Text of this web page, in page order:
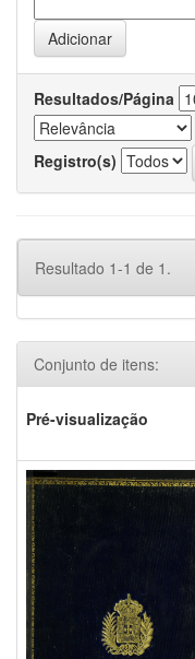
Resultados/Página
Registro(s)
Resultado 1-1 de 1.
Conjunto de itens:
Pré-visualização